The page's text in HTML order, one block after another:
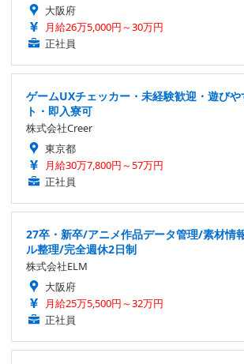
大阪府
月給26万5,000円～30万円
正社員
ゲームUXチェッカー・未経験歓迎・遊び
ト・即入寮可
株式会社Creer
東京都
月給30万7,800円～57万円
正社員
27卒・新卒/アニメ作品データ管理/素材情
ル整理/完全週休2日制
株式会社ELM
大阪府
月給25万5,500円～32万円
正社員